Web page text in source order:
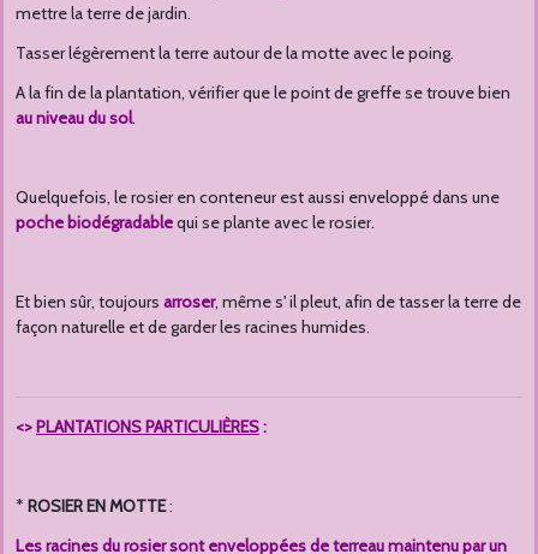
mettre la terre de jardin.
Tasser légèrement la terre autour de la motte avec le poing.
A la fin de la plantation, vérifier que le point de greffe se trouve bien
au niveau du sol.
Quelquefois, le rosier en conteneur est aussi enveloppé dans une
poche biodégradablequi se plante avec le rosier.
Et bien sûr, toujours arroser, même s' il pleut, afin de tasser la terre de
façon naturelle et de garder les racines humides.
<>PLANTATIONS PARTICULIÈRES:
* ROSIER EN MOTTE:
Les racines du rosier sont enveloppées de terreau maintenu par un